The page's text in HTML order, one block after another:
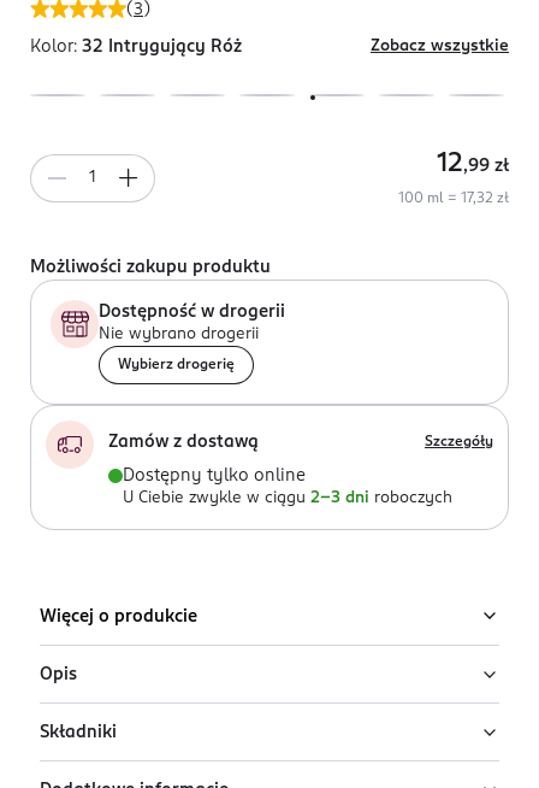
(3 )
Kolor: 32 Intrygujący Róż Zobacz wszystkie
12,99 zł
100 ml = 17,32 zł
Możliwości zakupu produktu
Dostępność w drogerii
Nie wybrano drogerii
Wybierz drogerię
Zamów z dostawą Szczegóły
Dostępny tylko online
U Ciebie zwykle w ciągu 2-3 dni roboczych
Więcej o produkcie
Opis
Różowa pianka do farbowania włosów Venita Trendy
Color to kosmetyk przeznaczony do koloryzacji
Składniki